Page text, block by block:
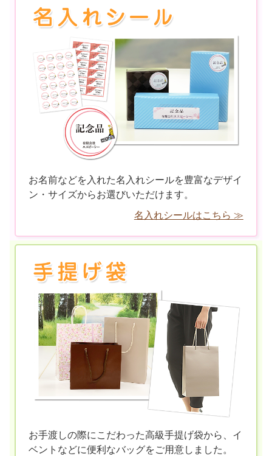
お名前などを入れた名入れシールを豊富なデザイ
ン・サイズからお選びいただけます。
名入れシールはこちら ≫
お手渡しの際にこだわった高級手提げ袋から、イ
ベントなどに便利なバッグをご用意しました。